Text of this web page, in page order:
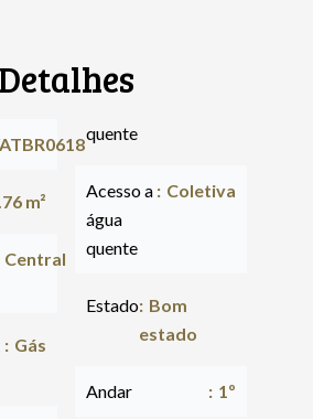
Detalhes
m²
Central
Gás
quente
Acesso a
água
quente
Coletiva
Estado Bom
estado
Andar 1º